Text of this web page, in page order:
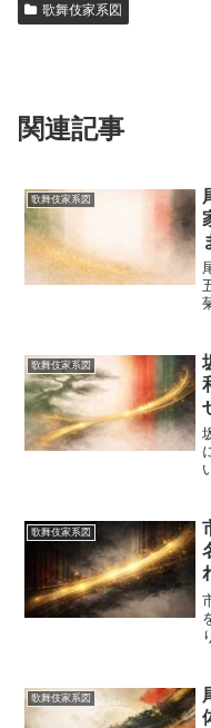
歌舞伎家系図
関連記事
歌舞伎家系図
歌舞伎家系図
歌舞伎家系図
歌舞伎家系図